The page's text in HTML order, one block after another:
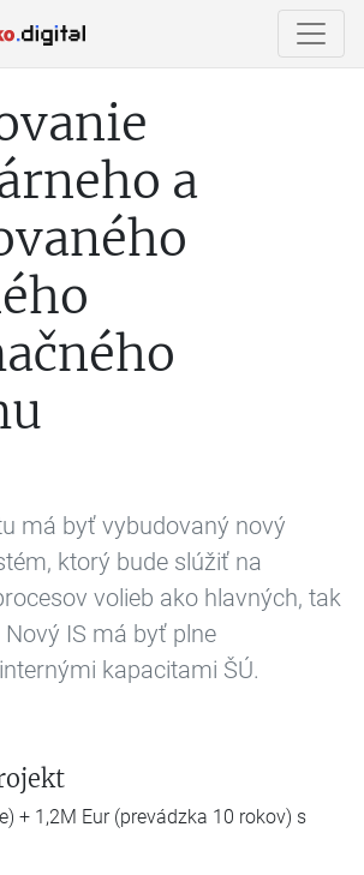
a
má byť vybudovaný nový
ktorý bude slúžiť na
volieb ako hlavných, tak
IS má byť plne
kapacitami ŠÚ.
+ 1,2M Eur (prevádzka 10 rokov) s